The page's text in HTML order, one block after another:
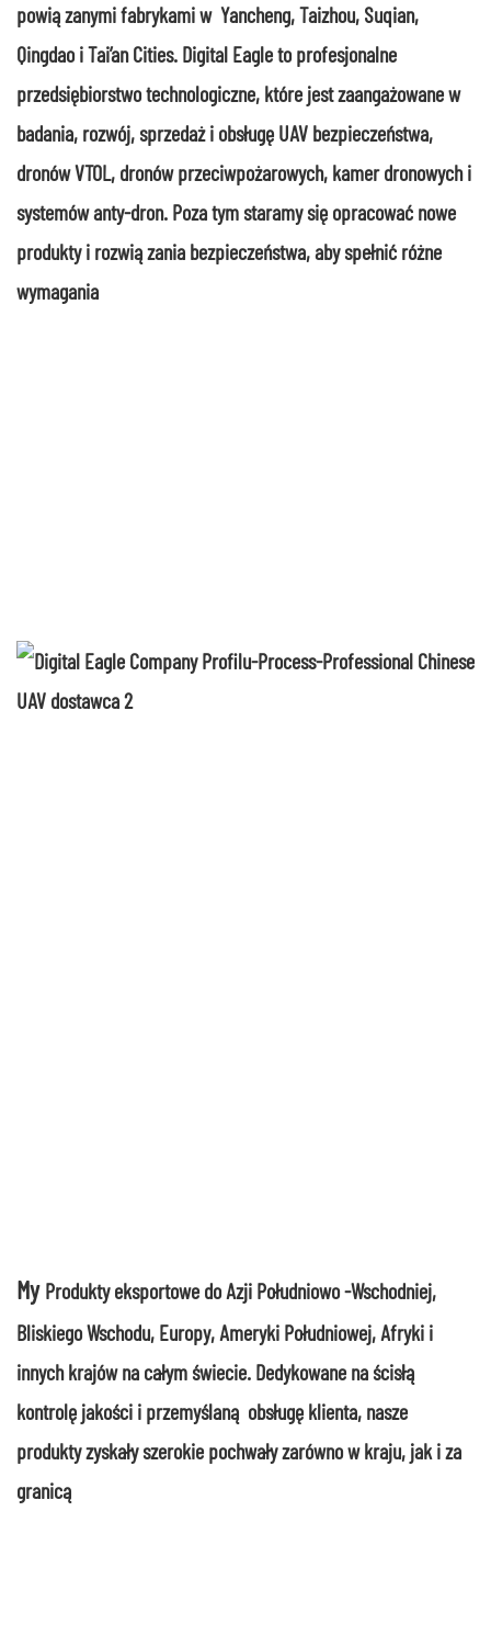
powiązanymi fabrykami w Yancheng, Taizhou, Suqian,
Qingdao i Tai’an Cities. Digital Eagle to profesjonalne
przedsiębiorstwo technologiczne, które jest zaangażowane w
badania, rozwój, sprzedaż i obsługę UAV bezpieczeństwa,
dronów VTOL, dronów przeciwpożarowych, kamer dronowych i
systemów anty-dron. Poza tym staramy się opracować nowe
produkty i rozwiązania bezpieczeństwa, aby spełnić różne
wymagania
My Produkty eksportowe do Azji Południowo -Wschodniej,
Bliskiego Wschodu, Europy, Ameryki Południowej, Afryki i
innych krajów na całym świecie. Dedykowane na ścisłą
kontrolę jakości i przemyślaną obsługę klienta, nasze
produkty zyskały szerokie pochwały zarówno w kraju, jak i za
granicą